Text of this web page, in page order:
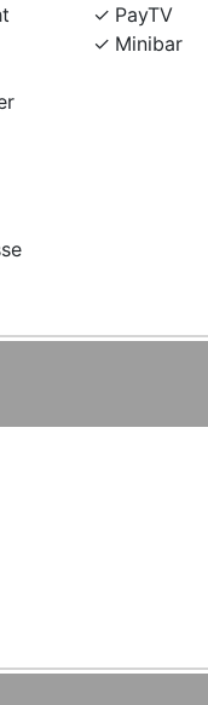
PayTV
Minibar